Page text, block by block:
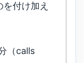
付け加え
（calls